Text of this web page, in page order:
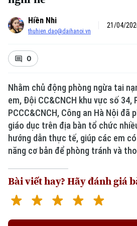
Hiền Nhi
thuhien.dao@daihanoi.vn
21/04/
0
Nhằm chủ động phòng ngừa tai
em, Đội CC&CNCH khu vực số 34,
PCCC&CNCH, Công an Hà Nội đã
giáo dục trên địa bàn tổ chức
hướng dẫn thực tế, giúp các em
năng cơ bản để phòng tránh và
Bài viết hay? Hãy đánh giá